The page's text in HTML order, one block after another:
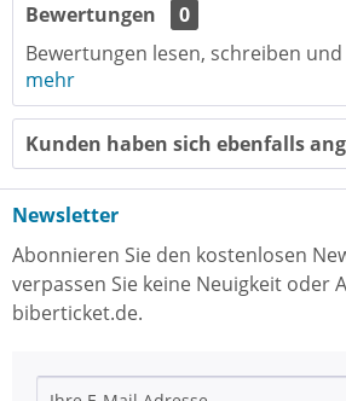
Bewertungen
0
Bewertungen lesen, schreiben
mehr
Kunden haben sich ebenfalls
Newsletter
Abonnieren Sie den kostenlosen
verpassen Sie keine Neuigkeit oder
biberticket.de.